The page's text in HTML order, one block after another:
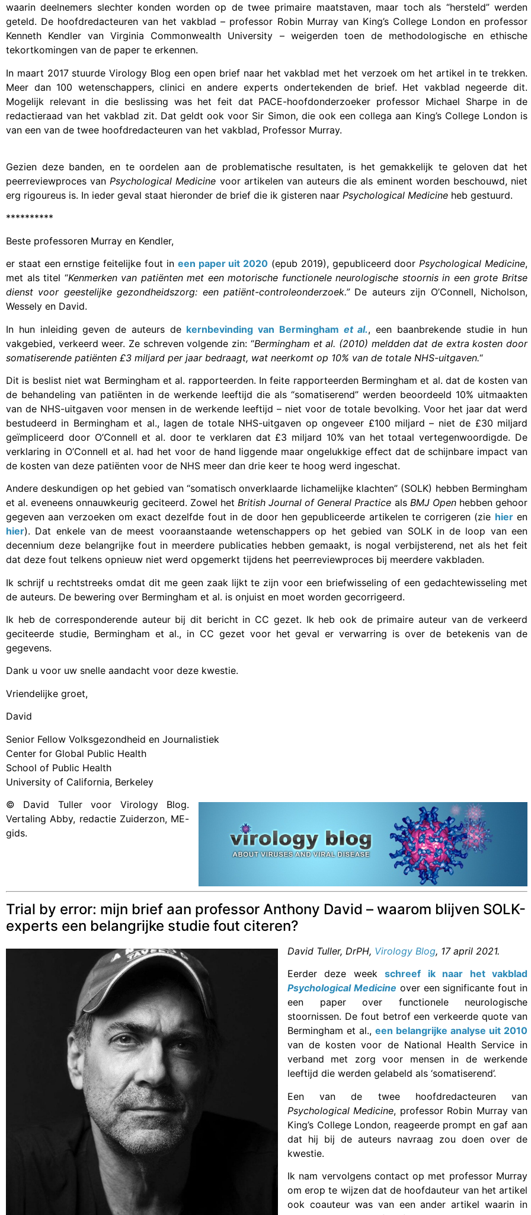
waarin deelnemers slechter konden worden op de twee primaire maatstaven, maar toch als “hersteld” werden
geteld. De hoofdredacteuren van het vakblad – professor Robin Murray van King’s College London en professor
Kenneth Kendler van Virginia Commonwealth University – weigerden toen de methodologische en ethische
tekortkomingen van de paper te erkennen.
In maart 2017 stuurde Virology Blog een open brief naar het vakblad met het verzoek om het artikel in te trekken.
Meer dan 100 wetenschappers, clinici en andere experts ondertekenden de brief. Het vakblad negeerde dit.
Mogelijk relevant in die beslissing was het feit dat PACE-hoofdonderzoeker professor Michael Sharpe in de
redactieraad van het vakblad zit. Dat geldt ook voor Sir Simon, die ook een collega aan King’s College London is
van een van de twee hoofdredacteuren van het vakblad, Professor Murray.
Gezien deze banden, en te oordelen aan de problematische resultaten, is het gemakkelijk te geloven dat het
peerreviewproces van Psychological Medicine voor artikelen van auteurs die als eminent worden beschouwd, niet
erg rigoureus is. In ieder geval staat hieronder de brief die ik gisteren naar Psychological Medicine heb gestuurd.
**********
Beste professoren Murray en Kendler,
er staat een ernstige feitelijke fout in een paper uit 2020 (epub 2019), gepubliceerd doorPsychological Medicine,
met als titel “Kenmerken van patiënten met een motorische functionele neurologische stoornis in een grote Britse
dienst voor geestelijke gezondheidszorg: een patiënt-controleonderzoek.” De auteurs zijn O’Connell, Nicholson,
Wessely en David.
In hun inleiding geven de auteurs de kernbevinding van Bermingham et al., een baanbrekende studie in hun
vakgebied, verkeerd weer. Ze schreven volgende zin: “Bermingham et al. (2010) meldden dat de extra kosten door
somatiserende patiënten £3 miljard per jaar bedraagt, wat neerkomt op 10% van de totale NHS-uitgaven.“
Dit is beslist niet wat Bermingham et al. rapporteerden. In feite rapporteerden Bermingham et al. dat de kosten van
de behandeling van patiënten in de werkende leeftijd die als “somatiserend” werden beoordeeld 10% uitmaakten
van de NHS-uitgaven voor mensen in de werkende leeftijd – niet voor de totale bevolking. Voor het jaar dat werd
bestudeerd in Bermingham et al., lagen de totale NHS-uitgaven op ongeveer £100 miljard – niet de £30 miljard
geïmpliceerd door O’Connell et al. door te verklaren dat £3 miljard 10% van het totaal vertegenwoordigde. De
verklaring in O’Connell et al. had het voor de hand liggende maar ongelukkige effect dat de schijnbare impact van
de kosten van deze patiënten voor de NHS meer dan drie keer te hoog werd ingeschat.
Andere deskundigen op het gebied van “somatisch onverklaarde lichamelijke klachten” (SOLK) hebben Bermingham
et al. eveneens onnauwkeurig geciteerd. Zowel het British Journal of General Practice als BMJ Openhebben gehoor
gegeven aan verzoeken om exact dezelfde fout in de door hen gepubliceerde artikelen te corrigeren (zie hieren
hier). Dat enkele van de meest vooraanstaande wetenschappers op het gebied van SOLK in de loop van een
decennium deze belangrijke fout in meerdere publicaties hebben gemaakt, is nogal verbijsterend, net als het feit
dat deze fout telkens opnieuw niet werd opgemerkt tijdens het peerreviewproces bij meerdere vakbladen.
Ik schrijf u rechtstreeks omdat dit me geen zaak lijkt te zijn voor een briefwisseling of een gedachtewisseling met
de auteurs. De bewering over Bermingham et al. is onjuist en moet worden gecorrigeerd.
Ik heb de corresponderende auteur bij dit bericht in CC gezet. Ik heb ook de primaire auteur van de verkeerd
geciteerde studie, Bermingham et al., in CC gezet voor het geval er verwarring is over de betekenis van de
gegevens.
Dank u voor uw snelle aandacht voor deze kwestie.
Vriendelijke groet,
David
Senior Fellow Volksgezondheid en Journalistiek
Center for Global Public Health
School of Public Health
University of California, Berkeley
© David Tuller voor Virology Blog.
Vertaling Abby, redactie Zuiderzon, ME-
gids.
Trial by error: mijn brief aan professor Anthony David – waarom blijven SOLK-
experts een belangrijke studie fout citeren?
David Tuller, DrPH, Virology Blog, 17 april 2021.
Eerder deze weekschreef ik naar het vakblad
Psychological Medicine over een significante fout in
een paper over functionele neurologische
stoornissen. De fout betrof een verkeerde quote van
Bermingham et al., een belangrijke analyse uit 2010
van de kosten voor de National Health Service in
verband met zorg voor mensen in de werkende
leeftijd die werden gelabeld als ‘somatiserend’.
Een van de twee hoofdredacteuren van
Psychological Medicine, professor Robin Murray van
King’s College London, reageerde prompt en gaf aan
dat hij bij de auteurs navraag zou doen over de
kwestie.
Ik nam vervolgens contact op met professor Murray
om erop te wijzen dat de hoofdauteur van het artikel
ook coauteur was van een ander artikel waarin in